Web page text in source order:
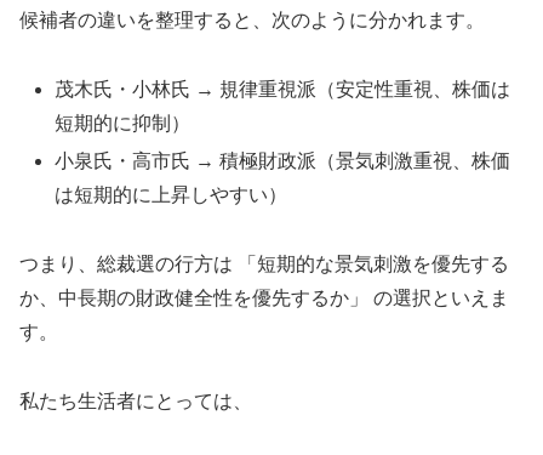
候補者の違いを整理すると、次のように分かれます。
茂木氏・小林氏 → 規律重視派（安定性重視、株価は
短期的に抑制）
小泉氏・高市氏 → 積極財政派（景気刺激重視、株価
は短期的に上昇しやすい）
つまり、総裁選の行方は 「短期的な景気刺激を優先する
か、中長期の財政健全性を優先するか」 の選択といえま
す。
私たち生活者にとっては、